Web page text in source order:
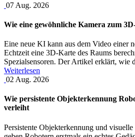
07 Aug. 2026
Wie eine gewöhnliche Kamera zum
Eine neue KI kann aus dem Video einer
Echtzeit eine 3D-Karte des Raums
Spezialsensoren. Der Artikel erklärt, wie
Weiterlesen
02 Aug. 2026
Wie persistente Objekterkennung
verleiht
Persistente Objekterkennung und